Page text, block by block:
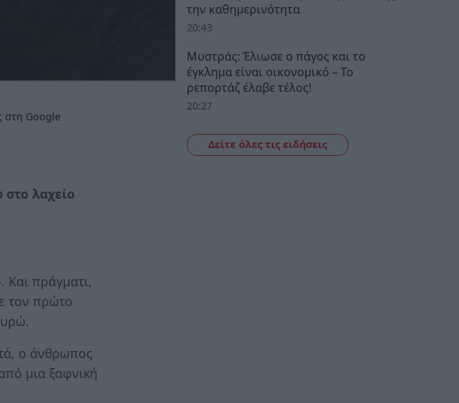
στη Google
λαχείο
Και πράγματι,
τον πρώτο
ο άνθρωπος
μια ξαφνική
την καθημερινότητα
20:43
Μυστράς: Έλιωσε ο πάγος και το
έγκλημα είναι οικονομικό – Το
ρεπορτάζ έλαβε τέλος!
20:27
Δείτε όλες τις ειδήσεις